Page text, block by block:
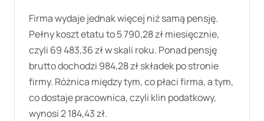
Firma wydaje jednak więcej niż samą pensję.
Pełny koszt etatu to5 790,28 złmiesięcznie,
czyli 69 483,36 złw skali roku. Ponad pensję
brutto dochodzi 984,28 złskładek po stronie
firmy. Różnica między tym, co płaci firma, a tym,
co dostaje pracownica, czyli klin podatkowy,
wynosi2 184,43 zł.